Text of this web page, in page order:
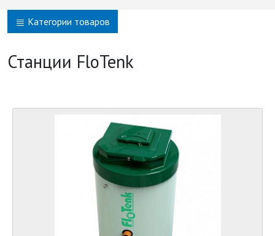
Категории товаров
Станции FloTenk